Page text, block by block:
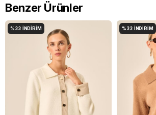
Benzer Ürünler
%33 İNDIRIM %33 İNDIRIM